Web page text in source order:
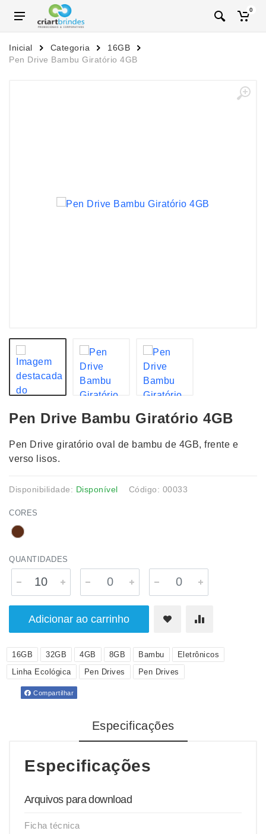
0
Inicial Categoria
16GB
Pen Drive Bambu Giratório 4GB
Pen Drive Bambu Giratório 4GB
Pen Drive giratório oval de bambu de 4GB, frente e
verso lisos.
Disponibilidade: Disponível Código: 00033
CORES
QUANTIDADES
Adicionar ao carrinho
16GB 32GB 4GB 8GB Bambu
Eletrônicos
Linha Ecológica
Pen Drives Pen Drives
Compartilhar
Especificações
Especificações
Arquivos para download
Ficha técnica